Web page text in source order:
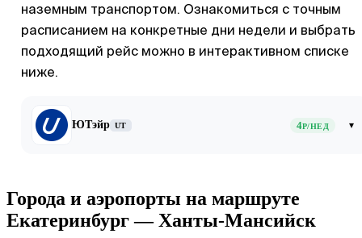
наземным транспортом. Ознакомиться с точным
расписанием на конкретные дни недели и выбрать
подходящий рейс можно в интерактивном списке
ниже.
ЮТэйр UT 4Р/НЕД ▾
Города и аэропорты на маршруте
Екатеринбург — Ханты-Мансийск